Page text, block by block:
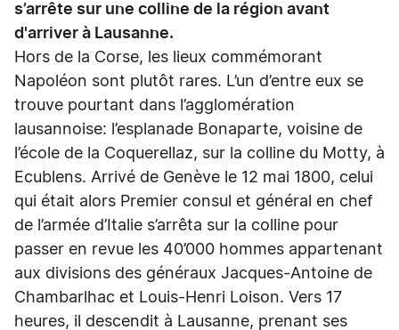
s’arrête sur une colline de la région avant
d'arriver à Lausanne.
Hors de la Corse, les lieux commémorant
Napoléon sont plutôt rares. L’un d’entre eux se
trouve pourtant dans l’agglomération
lausannoise: l’esplanade Bonaparte, voisine de
l’école de la Coquerellaz, sur la colline du Motty, à
Ecublens. Arrivé de Genève le 12 mai 1800, celui
qui était alors Premier consul et général en chef
de l’armée d’Italie s’arrêta sur la colline pour
passer en revue les 40’000 hommes appartenant
aux divisions des généraux Jacques-Antoine de
Chambarlhac et Louis-Henri Loison. Vers 17
heures, il descendit à Lausanne, prenant ses